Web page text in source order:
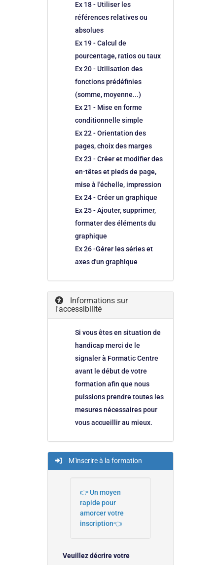
Ex 18 - Utiliser les
références relatives ou
absolues
Ex 19 - Calcul de
pourcentage, ratios ou taux
Ex 20 - Utilisation des
fonctions prédéfinies
(somme, moyenne...)
Ex 21 - Mise en forme
conditionnelle simple
Ex 22 - Orientation des
pages, choix des marges
Ex 23 - Créer et modifier des
en-têtes et pieds de page,
mise à l'échelle, impression
Ex 24 - Créer un graphique
Ex 25 - Ajouter, supprimer,
formater des éléments du
graphique
Ex 26 -Gérer les séries et
axes d'un graphique
Informations sur
l'accessibilité
Si vous êtes en situation de
handicap merci de le
signaler à Formatic Centre
avant le début de votre
formation afin que nous
puissions prendre toutes les
mesures nécessaires pour
vous accueillir au mieux.
M'inscrire à la formation
👉 Un moyen
rapide pour
amorcer votre
inscription👈
Veuillez décrire votre